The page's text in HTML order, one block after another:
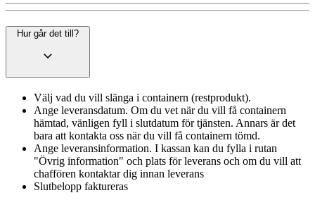
Hur går det till?
Välj vad du vill slänga i containern (restprodukt).
Ange leveransdatum. Om du vet när du vill få containern
hämtad, vänligen fyll i slutdatum för tjänsten. Annars är det
bara att kontakta oss när du vill få containern tömd.
Ange leveransinformation. I kassan kan du fylla i rutan
"Övrig information" och plats för leverans och om du vill att
chaffören kontaktar dig innan leverans
Slutbelopp faktureras